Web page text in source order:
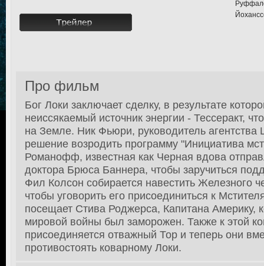
Про фильм
Бог Локи заключает сделку, в результате
неиссякаемый источник энергии - Тессеракт,
на Земле. Ник Фьюри, руководитель
решение возродить программу "Инициатива
Романофф, известная как Черная вдова
доктора Брюса Баннера, чтобы заручиться
Фил Колсон собирается навестить Железного
чтобы уговорить его присоединиться к
посещает Стива Роджерса, Капитана Америку,
мировой войны был заморожен. Также к этой
присоединяется отважный Тор и теперь они
противостоять коварному Локи.